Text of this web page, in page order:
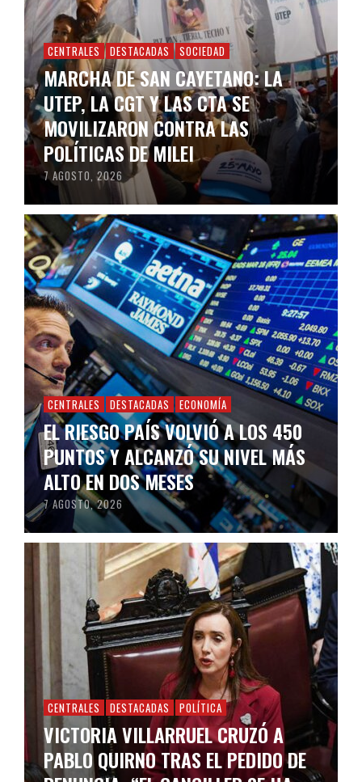
CENTRALES DESTACADAS SOCIEDAD
MARCHA DE SAN CAYETANO: LA
UTEP, LA CGT Y LAS CTA SE
MOVILIZARON CONTRA LAS
POLÍTICAS DE MILEI
7 AGOSTO, 2026
CENTRALES DESTACADAS ECONOMÍA
EL RIESGO PAÍS VOLVIÓ A LOS 450
PUNTOS Y ALCANZÓ SU NIVEL MÁS
ALTO EN DOS MESES
7 AGOSTO, 2026
CENTRALES DESTACADAS POLÍTICA
VICTORIA VILLARRUEL CRUZÓ A
PABLO QUIRNO TRAS EL PEDIDO DE